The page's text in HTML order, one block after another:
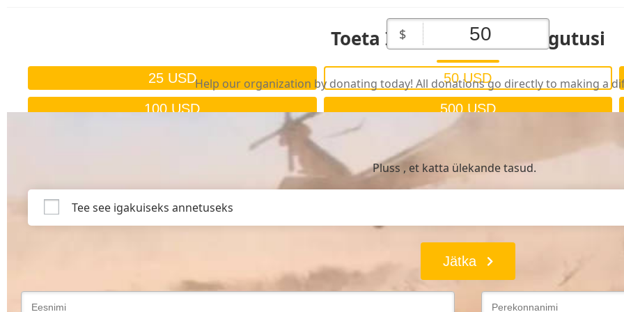
Toeta Iisraeli sõjalisi pingutusi
Help our organization by donating today! All donations go directly to making a
$
25 USD 50 USD
100 USD
500 USD
Pluss , et katta ülekande tasud.
Tee see igakuiseks annetuseks
Jätka